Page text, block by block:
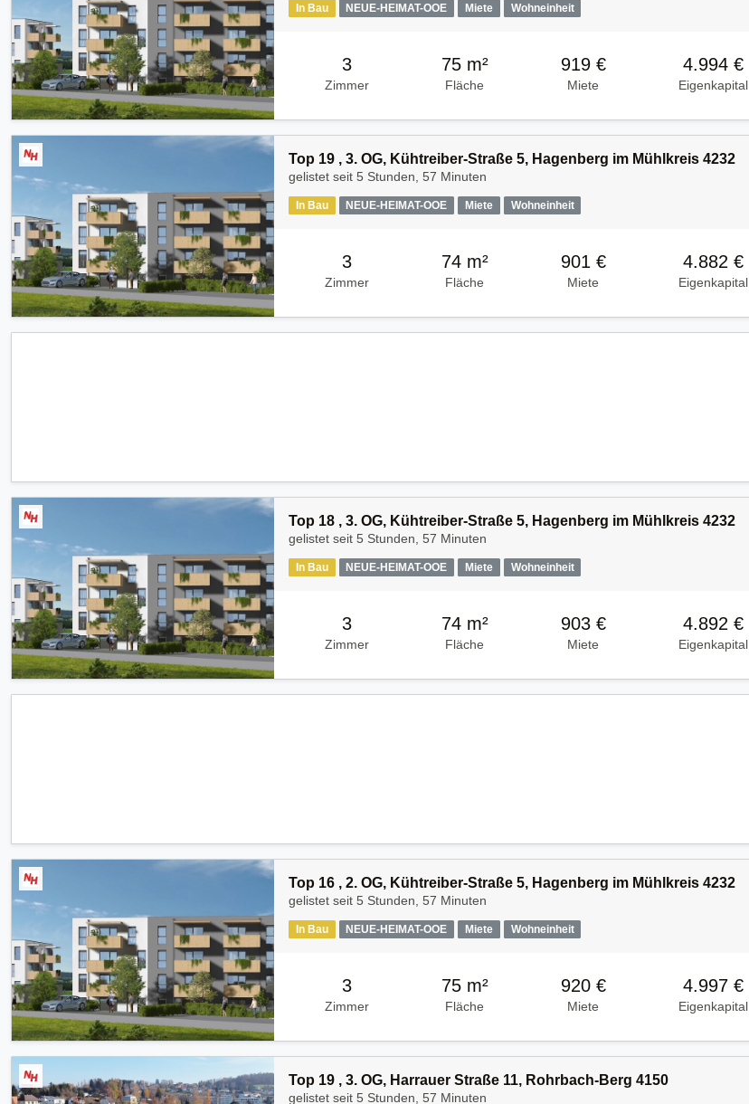
In Bau NEUE-HEIMAT-OOE Miete Wohneinheit
3
Zimmer
75 m²
Fläche
919 €
Miete
4.994 €
Eigenkapital
Top 19 , 3. OG, Kühtreiber-Straße 5, Hagenberg im Mühlkreis 4232
gelistet seit 5 Stunden, 57 Minuten
In Bau NEUE-HEIMAT-OOE Miete Wohneinheit
3
Zimmer
74 m²
Fläche
901 €
Miete
4.882 €
Eigenkapital
Top 18 , 3. OG, Kühtreiber-Straße 5, Hagenberg im Mühlkreis 4232
gelistet seit 5 Stunden, 57 Minuten
In Bau NEUE-HEIMAT-OOE Miete Wohneinheit
3
Zimmer
74 m²
Fläche
903 €
Miete
4.892 €
Eigenkapital
Top 16 , 2. OG, Kühtreiber-Straße 5, Hagenberg im Mühlkreis 4232
gelistet seit 5 Stunden, 57 Minuten
In Bau NEUE-HEIMAT-OOE Miete Wohneinheit
3
Zimmer
75 m²
Fläche
920 €
Miete
4.997 €
Eigenkapital
Top 19 , 3. OG, Harrauer Straße 11, Rohrbach-Berg 4150
gelistet seit 5 Stunden, 57 Minuten